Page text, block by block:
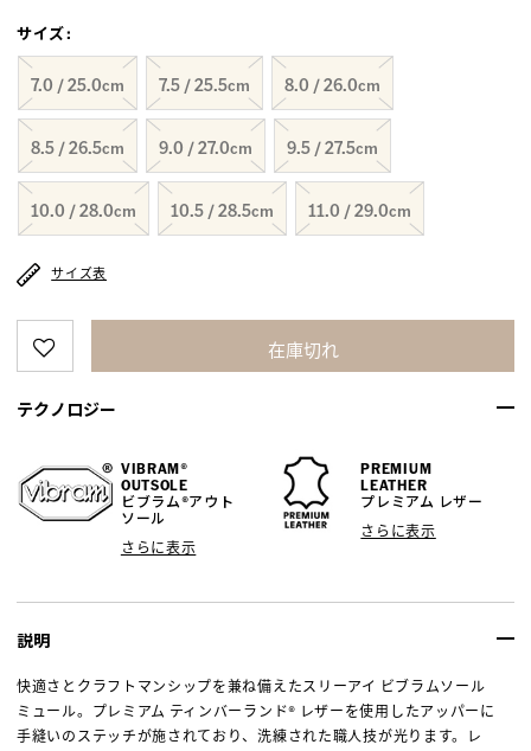
サイズ:
7.0 / 25.0cm 7.5 / 25.5cm 8.0 / 26.0cm
8.5 / 26.5cm 9.0 / 27.0cm 9.5 / 27.5cm
10.0 / 28.0cm 10.5 / 28.5cm 11.0 / 29.0cm
サイズ表
在庫切れ
テクノロジー
VIBRAM®
OUTSOLE
ビブラム®アウト
ソール
さらに表示
PREMIUM
LEATHER
プレミアム レザー
さらに表示
説明
快適さとクラフトマンシップを兼ね備えたスリーアイ ビブラムソール
ミュール。プレミアム ティンバーランド® レザーを使用したアッパーに
手縫いのステッチが施されており、洗練された職人技が光ります。レ